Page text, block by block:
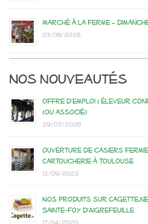
Marché à la ferme – dimanche
03/06/2026
Nos nouveautés
Offre d’emploi : éleveur
(ou associé)
29/07/2026
Ouverture de casiers
Cartoucherie à Toulouse
13/09/2023
Nos produits sur
Sainte-Foy d’Aigrefeuille